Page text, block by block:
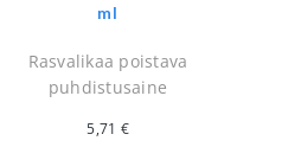
ml
Rasvalikaa poistava
puhdistusaine
5,71 €